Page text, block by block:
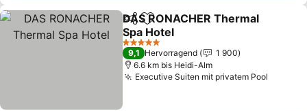
TeilenZu Favoriten hinzufügen
DAS RONACHER Thermal
Spa Hotel
5 Sterne
9,1 Hervorragend
1 900
6.6 km bis Heidi-Alm
Executive Suiten mit privatem Pool